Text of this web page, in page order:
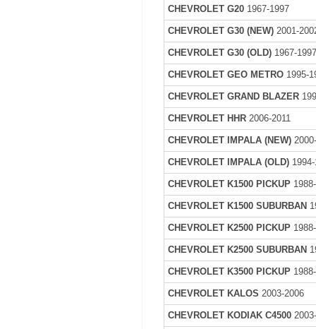
CHEVROLET G20 1967-1997
CHEVROLET G30 (NEW) 2001-
CHEVROLET G30 (OLD) 1967-
CHEVROLET GEO METRO 1995-
CHEVROLET GRAND BLAZER
CHEVROLET HHR 2006-2011
CHEVROLET IMPALA (NEW)
CHEVROLET IMPALA (OLD)
CHEVROLET K1500 PICKUP
CHEVROLET K1500 SUBURBAN
CHEVROLET K2500 PICKUP
CHEVROLET K2500 SUBURBAN
CHEVROLET K3500 PICKUP
CHEVROLET KALOS 2003-2006
CHEVROLET KODIAK C4500